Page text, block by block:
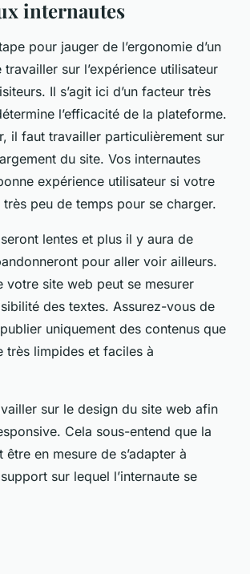
internautes
pour jauger de l’ergonomie d’un
sur l’expérience utilisateur
Il s’agit ici d’un facteur très
l’efficacité de la plateforme.
il faut travailler particulièrement sur
du site. Vos internautes
expérience utilisateur si votre
peu de temps pour se charger.
lentes et plus il y aura de
pour aller voir ailleurs.
votre site web peut se mesurer
des textes. Assurez-vous de
uniquement des contenus que
très limpides et faciles à
sur le design du site web afin
Cela sous-entend que la
en mesure de s’adapter à
sur lequel l’internaute se